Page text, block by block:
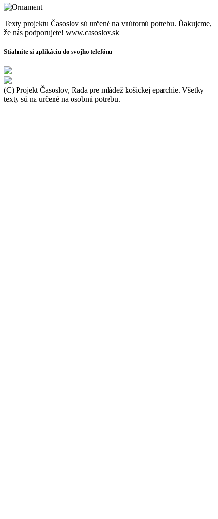
Texty projektu Časoslov sú určené na vnútornú potrebu. Ďakujeme,
že nás podporujete! www.casoslov.sk
Stiahnite si aplikáciu do svojho telefónu
(C) Projekt Časoslov, Rada pre mládež košickej eparchie. Všetky
texty sú na určené na osobnú potrebu.